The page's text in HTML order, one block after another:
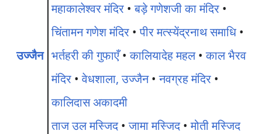
उज्जैन
महाकालेश्वर मंदिर •बड़े गणेशजी का मंदिर •
चिंतामन गणेश मंदिर •पीर मत्स्येंद्रनाथ समाधि •
भर्तहरी की गुफाएँ•कालियादेह महल•काल भैरव
मंदिर •वेधशाला, उज्जैन•नवग्रह मंदिर •
कालिदास अकादमी
ताज उल मस्जिद•जामा मस्जिद•मोती मस्जिद